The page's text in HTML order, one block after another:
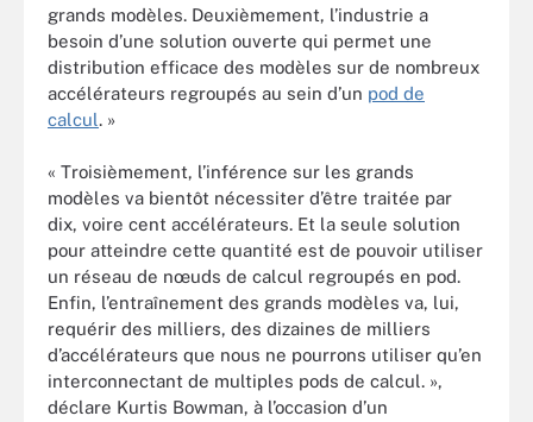
grands modèles. Deuxièmement, l’industrie a
besoin d’une solution ouverte qui permet une
distribution efficace des modèles sur de nombreux
accélérateurs regroupés au sein d’un pod de
calcul. »
« Troisièmement, l’inférence sur les grands
modèles va bientôt nécessiter d’être traitée par
dix, voire cent accélérateurs. Et la seule solution
pour atteindre cette quantité est de pouvoir utiliser
un réseau de nœuds de calcul regroupés en pod.
Enfin, l’entraînement des grands modèles va, lui,
requérir des milliers, des dizaines de milliers
d’accélérateurs que nous ne pourrons utiliser qu’en
interconnectant de multiples pods de calcul. »,
déclare Kurtis Bowman, à l’occasion d’un